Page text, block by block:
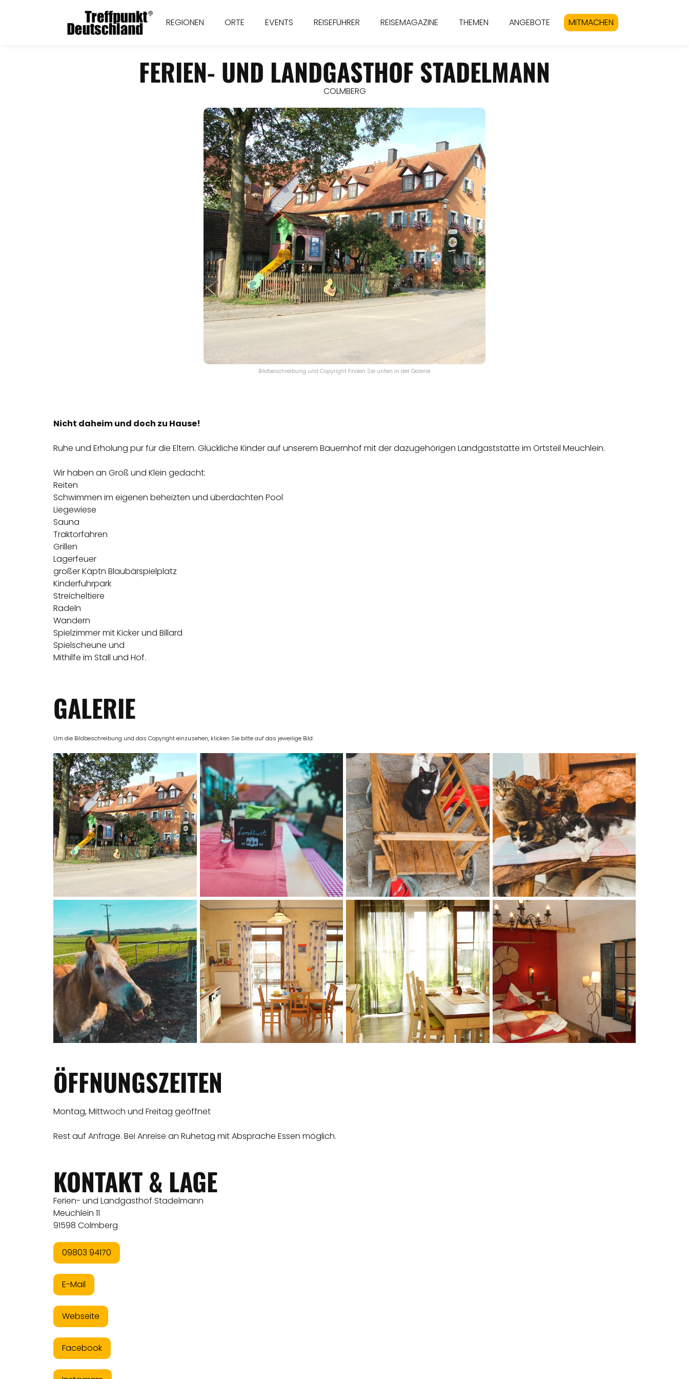
REGIONEN ORTE EVENTS REISEFÜHRER REISEMAGAZINE THEMEN ANGEBOTE MITMACHEN
FERIEN- UND LANDGASTHOF STADELMANN
COLMBERG
Bildbeschreibung und Copyright finden Sie unten in der Galerie.
Nicht daheim und doch zu Hause!
Ruhe und Erholung pur für die Eltern. Glückliche Kinder auf unserem Bauernhof mit der dazugehörigen Landgaststätte im Ortsteil Meuchlein.
Wir haben an Groß und Klein gedacht:
Reiten
Schwimmen im eigenen beheizten und überdachten Pool
Liegewiese
Sauna
Traktorfahren
Grillen
Lagerfeuer
großer Käptn Blaubärspielplatz
Kinderfuhrpark
Streicheltiere
Radeln
Wandern
Spielzimmer mit Kicker und Billard
Spielscheune und
Mithilfe im Stall und Hof.
GALERIE
Um die Bildbeschreibung und das Copyright einzusehen, klicken Sie bitte auf das jeweilige Bild.
ÖFFNUNGSZEITEN
Montag, Mittwoch und Freitag geöffnet
Rest auf Anfrage. Bei Anreise an Ruhetag mit Absprache Essen möglich.
KONTAKT & LAGE
Ferien- und Landgasthof Stadelmann
Meuchlein 11
91598 Colmberg
09803 94170
E-Mail
Webseite
Facebook